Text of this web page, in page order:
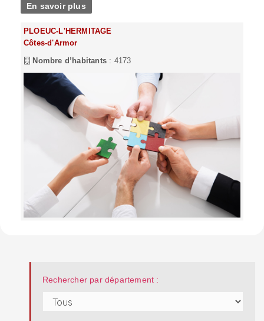
En savoir plus
PLOEUC-L'HERMITAGE
Côtes-d'Armor
Nombre d’habitants : 4173
Rechercher par département :